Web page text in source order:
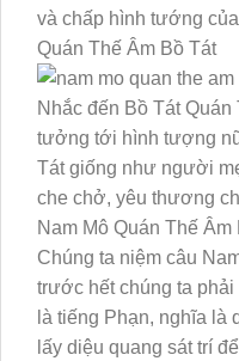
và chấp hình tướng
Quán Thế Âm Bồ Tát
Nhắc đến Bồ Tát
tưởng tới hình tượng
Tát giống như người
che chở, yêu thương
Nam Mô Quán Thế Âm
Chúng ta niệm câu
trước hết chúng ta
là tiếng Phạn, nghĩa là
lấy diệu quang sát trí